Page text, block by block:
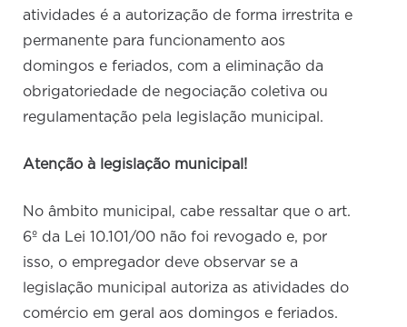
atividades é a autorização de forma irrestrita e
permanente para funcionamento aos
domingos e feriados, com a eliminação da
obrigatoriedade de negociação coletiva ou
regulamentação pela legislação municipal.
Atenção à legislação municipal!
No âmbito municipal, cabe ressaltar que o art.
6º da Lei 10.101/00 não foi revogado e, por
isso, o empregador deve observar se a
legislação municipal autoriza as atividades do
comércio em geral aos domingos e feriados.